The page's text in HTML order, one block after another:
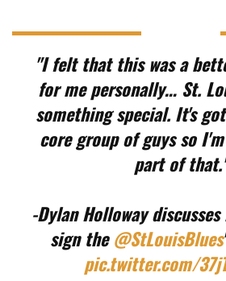
"I felt that this was a
for me personally… St.
something special. It's
core group of guys so
part of
-Dylan Holloway
sign the@StLouisBlues
pic.twitter.com/